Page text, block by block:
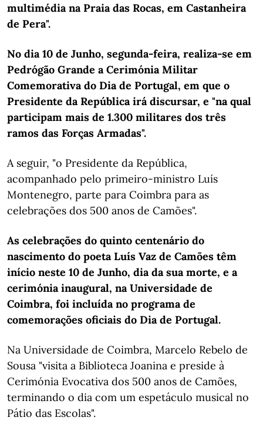
multimédia na Praia das Rocas, em Castanheira
de Pera".
No dia 10 de Junho, segunda-feira, realiza-se em
Pedrógão Grande a Cerimónia Militar
Comemorativa do Dia de Portugal, em que o
Presidente da República irá discursar, e "na qual
participam mais de 1.300 militares dos três
ramos das Forças Armadas".
A seguir, "o Presidente da República,
acompanhado pelo primeiro-ministro Luís
Montenegro, parte para Coimbra para as
celebrações dos 500 anos de Camões".
As celebrações do quinto centenário do
nascimento do poeta Luís Vaz de Camões têm
início neste 10 de Junho, dia da sua morte, e a
cerimónia inaugural, na Universidade de
Coimbra, foi incluída no programa de
comemorações oficiais do Dia de Portugal.
Na Universidade de Coimbra, Marcelo Rebelo de
Sousa "visita a Biblioteca Joanina e preside à
Cerimónia Evocativa dos 500 anos de Camões,
terminando o dia com um espetáculo musical no
Pátio das Escolas".